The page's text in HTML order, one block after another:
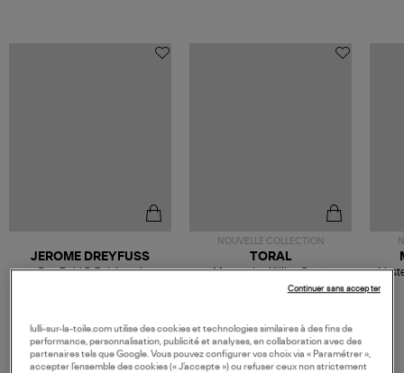
JEROME DREYFUSS
Sac Bobi S Cuir Lamé
NOUVELLE COLLECTION
189,00 €
TORAL
Mocassins Killian Sport
Mousse
lulli-sur-la-toile.com utilise des cookies et technologies similaires à des fins de
performance, personnalisation, publicité et analyses, en collaboration avec des
partenaires tels que Google. Vous pouvez configurer vos choix via « Paramétrer »,
accepter l’ensemble des cookies (« J’accepte ») ou refuser ceux non strictement
Continuer sans accepter